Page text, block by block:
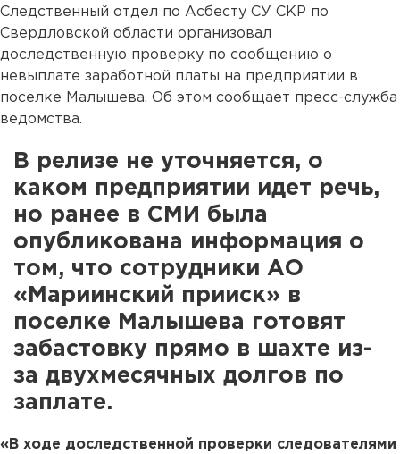
Следственный отдел по Асбесту СУ СКР по
Свердловской области организовал
доследственную проверку по сообщению о
невыплате заработной платы на предприятии в
поселке Малышева. Об этом сообщает пресс-служба
ведомства.
В релизе не уточняется, о
каком предприятии идет речь,
но ранее в СМИ была
опубликована информация о
том, что сотрудники АО
«Мариинский прииск» в
поселке Малышева готовят
забастовку прямо в шахте из-
за двухмесячных долгов по
заплате.
«В ходе доследственной проверки следователями